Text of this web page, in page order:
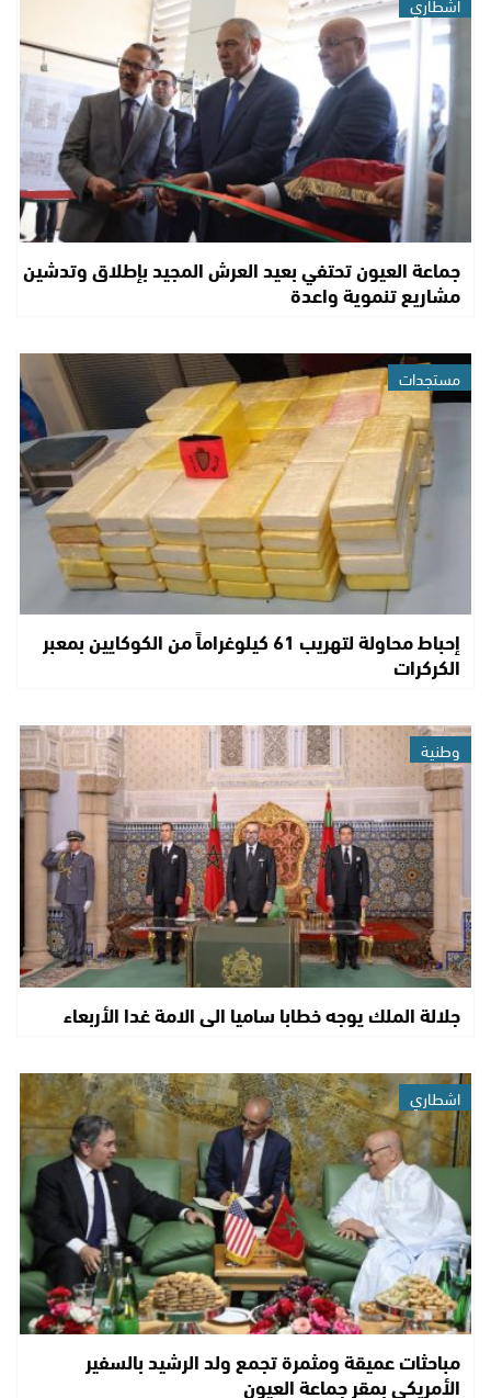
جماعة العيون تحتفي بعيد العرش المجيد بإطلاق وتدشين
مشاريع تنموية واعدة
مستجدات
إحباط محاولة لتهريب 61 كيلوغراماً من الكوكايين بمعبر
الكركرات
وطنية
جلالة الملك يوجه خطابا ساميا الى الامة غدا الأربعاء
اشطاري
مباحثات عميقة ومثمرة تجمع ولد الرشيد بالسفير
الأمريكي بمقر جماعة العيون